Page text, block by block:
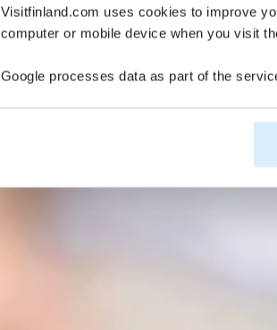
Visitfinland.com uses cookies to improve
computer or mobile device when you visit
Google processes data as part of the